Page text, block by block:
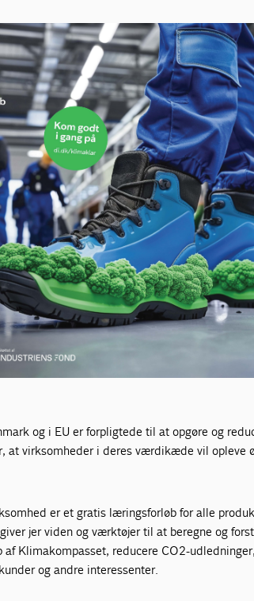
og i EU er forpligtede til at opgøre og
virksomheder i deres værdikæde vil opleve
er et gratis læringsforløb for alle
jer viden og værktøjer til at beregne og
af Klimakompasset, reducere CO2-
og andre interessenter.